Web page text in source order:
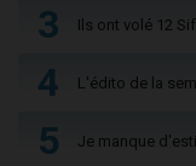
3 Ils ont volé 12
4 L'édito de la
5 Je manque